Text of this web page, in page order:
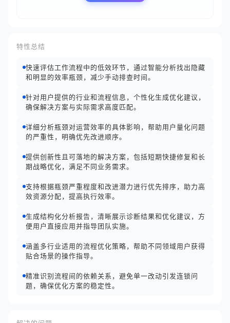
特性总结
快速评估工作流程中的低效环节，通过智能分析找出隐藏
和明显的效率瓶颈，减少手动排查时间。
针对用户提供的行业和流程信息，个性化生成优化建议，
确保解决方案与实际需求高度匹配。
详细分析瓶颈对运营效率的具体影响，帮助用户量化问题
的严重性，明确优先改进顺序。
提供创新性且可落地的解决方案，包括短期快捷修复和长
期战略优化，满足不同业务需求。
支持根据瓶颈严重程度和改进潜力进行优先排序，助力高
效资源分配，提高执行效率。
生成结构化分析报告，清晰展示诊断结果和优化建议，方
便用户直接应用并指导团队实施。
涵盖多行业适用的流程优化策略，帮助不同领域用户获得
贴合场景的操作指导。
精准识别流程间的依赖关系，避免单一改动引发连锁问
题，确保优化方案的稳定性。